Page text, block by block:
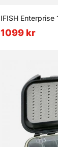
IFISH Enterprise
1099 kr